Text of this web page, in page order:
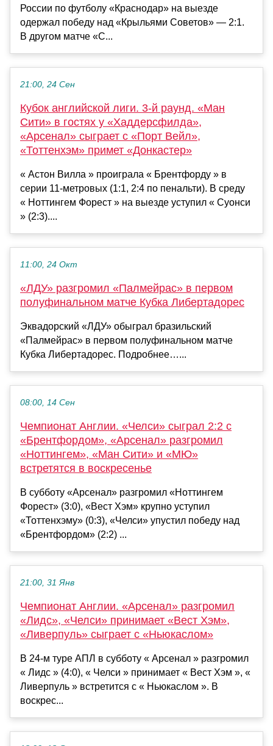
России по футболу «Краснодар» на выезде
одержал победу над «Крыльями Советов» — 2:1.
В другом матче «С...
21:00, 24 Сен
Кубок английской лиги. 3-й раунд. «Ман
Сити» в гостях у «Хаддерсфилда»,
«Арсенал» сыграет с «Порт Вейл»,
«Тоттенхэм» примет «Донкастер»
« Астон Вилла » проиграла « Брентфорду » в
серии 11-метровых (1:1, 2:4 по пенальти). В среду
« Ноттингем Форест » на выезде уступил « Суонси
» (2:3)....
11:00, 24 Окт
«ЛДУ» разгромил «Палмейрас» в первом
полуфинальном матче Кубка Либертадорес
Эквадорский «ЛДУ» обыграл бразильский
«Палмейрас» в первом полуфинальном матче
Кубка Либертадорес. Подробнее…...
08:00, 14 Сен
Чемпионат Англии. «Челси» сыграл 2:2 с
«Брентфордом», «Арсенал» разгромил
«Ноттингем», «Ман Сити» и «МЮ»
встретятся в воскресенье
В субботу «Арсенал» разгромил «Ноттингем
Форест» (3:0), «Вест Хэм» крупно уступил
«Тоттенхэму» (0:3), «Челси» упустил победу над
«Брентфордом» (2:2) ...
21:00, 31 Янв
Чемпионат Англии. «Арсенал» разгромил
«Лидс», «Челси» принимает «Вест Хэм»,
«Ливерпуль» сыграет с «Ньюкаслом»
В 24-м туре АПЛ в субботу « Арсенал » разгромил
« Лидс » (4:0), « Челси » принимает « Вест Хэм », «
Ливерпуль » встретится с « Ньюкаслом ». В
воскрес...